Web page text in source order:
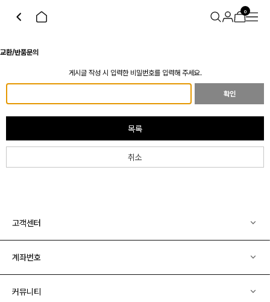
0
교환/반품문의
게시글 작성 시 입력한 비밀번호를 입력해 주세요.
확인
목록
취소
고객센터
계좌번호
커뮤니티